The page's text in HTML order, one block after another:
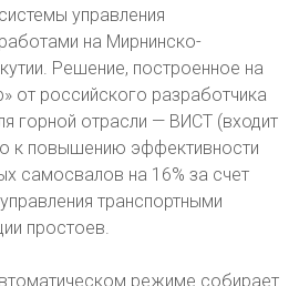
управления
на Мирнинско-
Решение, построенное на
от российского разработчика
горной отрасли — ВИСТ (входит
к повышению эффективности
самосвалов на 16% за счет
транспортными
простоев.
режиме собирает